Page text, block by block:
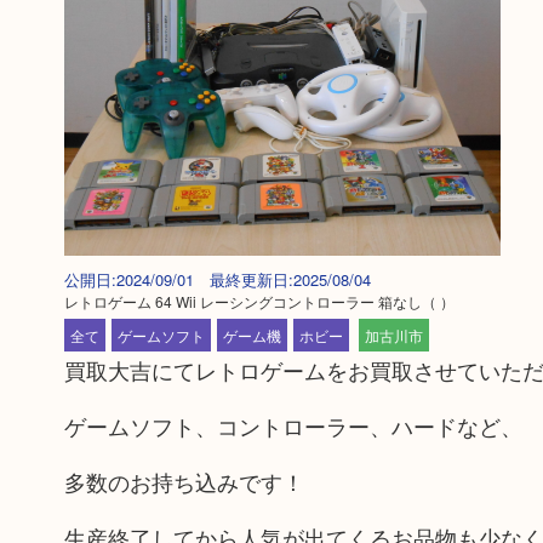
公開日:2024/09/01 最終更新日:2025/08/04
レトロゲーム 64 Wii レーシングコントローラー 箱なし （ ）
全て
ゲームソフト ゲーム機 ホビー 加古川市
買取大吉にてレトロゲームをお買取させていただ
ゲームソフト、コントローラー、ハードなど、
多数のお持ち込みです！